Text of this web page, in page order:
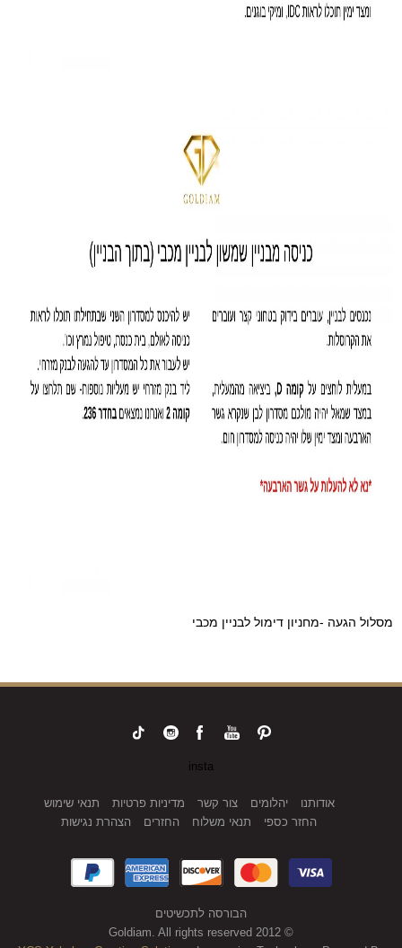
מסלול הגעה -מחניון דימול לבניין מכבי
insta
אודותנו יהלומים צור קשר מדיניות פרטיות
תנאי שימוש
החזר כספי
תנאי משלוח החזרים הצהרת נגישות
הבורסה לתכשיטים
© 2012 Goldiam. All rights reserved